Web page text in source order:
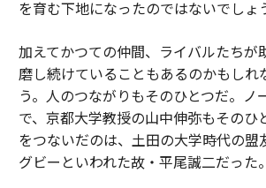
を育む下地になったのではないでしょ
加えてかつての仲間、ライバルたちが
磨し続けていることもあるのかもしれ
う。人のつながりもそのひとつだ。ノ
で、京都大学教授の山中伸弥もそのひ
をつないだのは、土田の大学時代の盟
グビーといわれた故・平尾誠二だった。